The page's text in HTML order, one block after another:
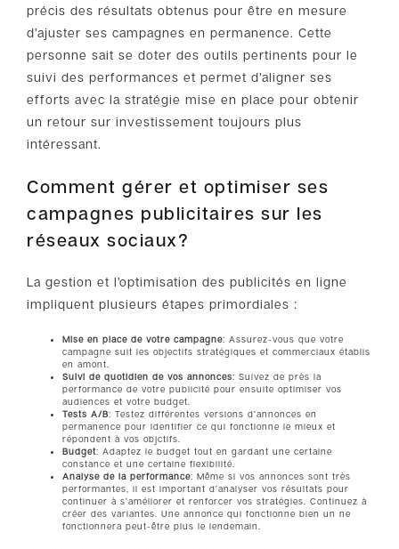
précis des résultats obtenus pour être en mesure
d’ajuster ses campagnes en permanence. Cette
personne sait se doter des outils pertinents pour le
suivi des performances et permet d’aligner ses
efforts avec la stratégie mise en place pour obtenir
un retour sur investissement toujours plus
intéressant.
Comment gérer et optimiser ses
campagnes publicitaires sur les
réseaux sociaux?
La gestion et l’optimisation des publicités en ligne
impliquent plusieurs étapes primordiales :
Mise en place de votre campagne: Assurez-vous que votre
campagne suit les objectifs stratégiques et commerciaux établis
en amont.
Suivi de quotidien de vos annonces: Suivez de près la
performance de votre publicité pour ensuite optimiser vos
audiences et votre budget.
Tests A/B: Testez différentes versions d’annonces en
permanence pour identifier ce qui fonctionne le mieux et
répondent à vos objctifs.
Budget: Adaptez le budget tout en gardant une certaine
constance et une certaine flexibilité.
Analyse de la performance: Même si vos annonces sont très
performantes, il est important d’analyser vos résultats pour
continuer à s’améliorer et renforcer vos stratégies. Continuez à
créer des variantes. Une annonce qui fonctionne bien un ne
fonctionnera peut-être plus le lendemain.